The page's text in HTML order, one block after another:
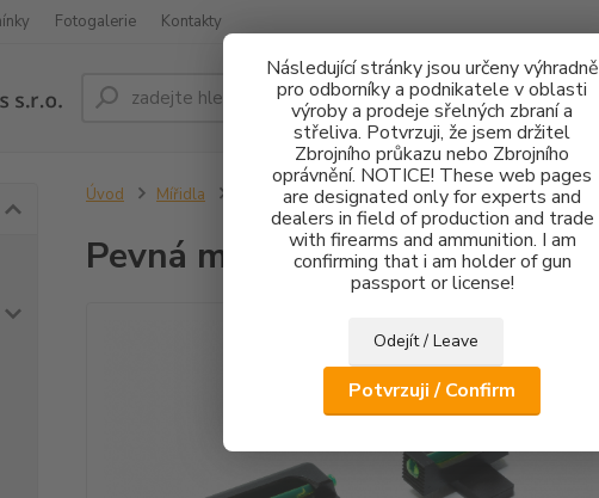
Následující stránky jsou určeny výhradně
pro odborníky a podnikatele v oblasti
výroby a prodeje sřelných zbraní a
střeliva. Potvrzuji, že jsem držitel
Zbrojního průkazu nebo Zbrojního
oprávnění. NOTICE! These web pages
are designated only for experts and
dealers in field of production and trade
with firearms and ammunition. I am
confirming that i am holder of gun
passport or license!
Odejít / Leave
Potvrzuji / Confirm
Fotogalerie Kontakty
Hledat
Úvod Mířidla Pevná mířidla HS Product FO
Pevná mířidla HS Product FO